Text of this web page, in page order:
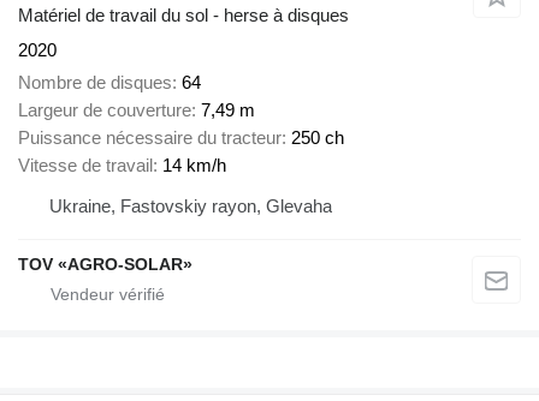
Matériel de travail du sol - herse à disques
2020
Nombre de disques 64
Largeur de couverture 7,49 m
Puissance nécessaire du tracteur 250 ch
Vitesse de travail 14 km/h
Ukraine, Fastovskiy rayon, Glevaha
TOV «AGRO-SOLAR»